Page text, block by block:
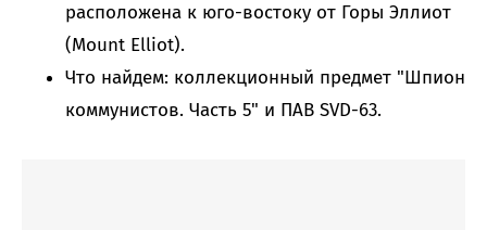
расположена к юго-востоку от Горы Эллиот
(Mount Elliot).
Что найдем: коллекционный предмет "Шпион
коммунистов. Часть 5" и ПАВ SVD-63.